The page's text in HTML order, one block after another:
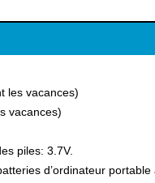
les vacances)
vacances)
piles: 3.7V.
d’ordinateur portable